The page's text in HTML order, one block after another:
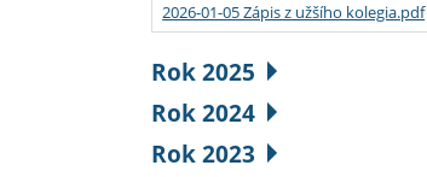
2026-01-05 Zápis z užšího kolegia.pdf
Rok 2025
Rok 2024
Rok 2023